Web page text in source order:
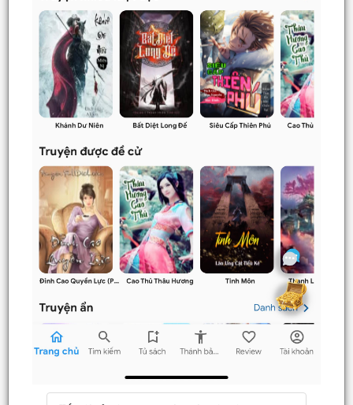
-------------------------------------
AD nhận đặt dịch truyện theo yêu cầu, inbox zalo 0974 356 490
để nhận báo giá (siêu rẻ chỉ tầm 250k – 750k / bộ, được ĐỌC
MIỄN PHÍ TRUYỆN ĐÃ YÊU CẦU DỊCH nên tính ra chỉ mất 100-
200k ủng hộ nhóm dịch)
-------------------------------------
1. Giới thiệu tổng quan
"Tận Thế, Xung Quanh Đều Là Thây Ma Nữ" là một bộ tiểu
thuyết mạt thế có yếu tố hài hước, hành động và hậu cung đặc
sắc. Truyện xoay quanh nhân vật chính Vương Nhiên tái sinh
vào đúng ngày đầu tiên thế giới diệt vong, thảm họa zombie
bùng phát . Hắn chuẩn bị tinh thần cho một cuộc chiến sinh tồn
khốc liệt nhưng không ngờ rằng mối nguy hiểm và cả cơ hội của
hắn lại đến từ những nữ zombie - những kẻ luôn muốn... "ăn
thịt" hắn theo cả nghĩa đen lẫn nghĩa bóng .
2. Bối cảnh và chủ đề
Bối cảnh truyện là một thế giới đại tận thế sau khi virus zombie
bùng phát, xã hội loài người sụp đổ hoàn toàn. Trong thảm họa
đó, Vương Nhiên may mắn (hay bất hạnh?) được tái sinh và có
cơ hội làm lại từ đầu .
Điểm thú vị của truyện nằm ở chỗ tác giả không chỉ khai thác đề
tài sinh tồn, chiến đấu thông thường. Thay vào đó, truyện pha